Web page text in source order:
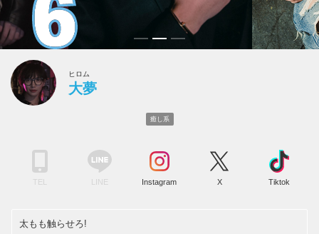
ヒロム
大夢
癒し系
TEL LINE Instagram X Tiktok
太もも触らせろ!